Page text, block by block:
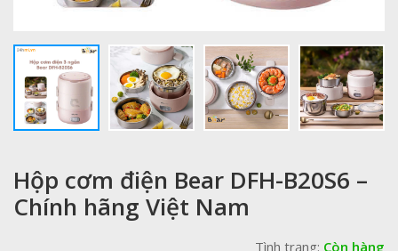
Hộp cơm điện Bear DFH-B20S6 –
Chính hãng Việt Nam
Tình trạng: Còn hàng